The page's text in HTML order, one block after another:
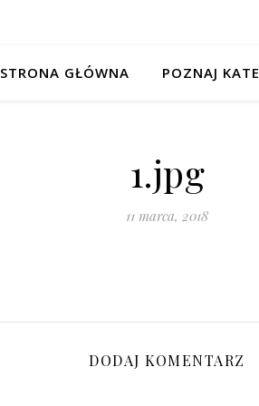
STRONA GŁÓWNA POZNAJ KATE
1.jpg
11 marca, 2018
DODAJ KOMENTARZ